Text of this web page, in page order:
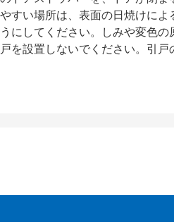
すい場所は、表面の日焼けに
してください。しみや変色の
を設置しないでください。引